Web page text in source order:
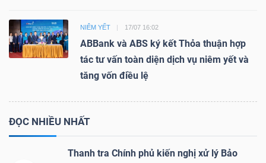
NIÊM YẾT 17/07 16:02
ABBank và ABS ký kết Thỏa thuận hợp
tác tư vấn toàn diện dịch vụ niêm yết và
tăng vốn điều lệ
ĐỌC NHIỀU NHẤT
Thanh tra Chính phủ kiến nghị xử lý Bảo